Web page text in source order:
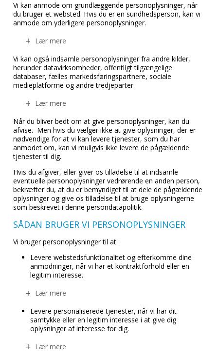
Vi kan anmode om grundlæggende personoplysninger, når
du bruger et websted. Hvis du er en sundhedsperson, kan vi
anmode om yderligere personoplysninger.
Lær mere
Vi kan også indsamle personoplysninger fra andre kilder,
herunder datavirksomheder, offentligt tilgængelige
databaser, fælles markedsføringspartnere, sociale
medieplatforme og andre tredjeparter.
Lær mere
Når du bliver bedt om at give personoplysninger, kan du
afvise. Men hvis du vælger ikke at give oplysninger, der er
nødvendige for at vi kan levere tjenester, som du har
anmodet om, kan vi muligvis ikke levere de pågældende
tjenester til dig.
Hvis du afgiver, eller giver os tilladelse til at indsamle
eventuelle personoplysninger vedrørende en anden person,
bekræfter du, at du er bemyndiget til at dele de pågældende
oplysninger og give os tilladelse til at bruge oplysningerne
som beskrevet i denne persondatapolitik.
SÅDAN BRUGER VI PERSONOPLYSNINGER
Vi bruger personoplysninger til at:
Levere webstedsfunktionalitet og efterkomme dine
anmodninger, når vi har et kontraktforhold eller en
legitim interesse.
Lær mere
Levere personaliserede tjenester, når vi har dit
samtykke eller en legitim interesse i at give dig
oplysninger af interesse for dig.
Lær mere